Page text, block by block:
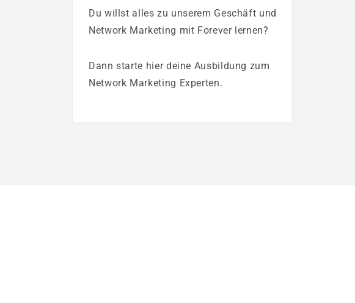
Du willst alles zu unserem Geschäft und
Network Marketing mit Forever lernen?
Dann starte hier deine Ausbildung zum
Network Marketing Experten.